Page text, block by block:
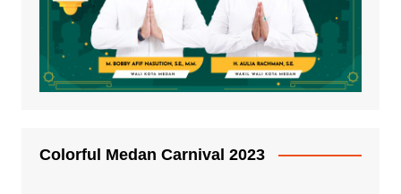
Colorful Medan Carnival 2023